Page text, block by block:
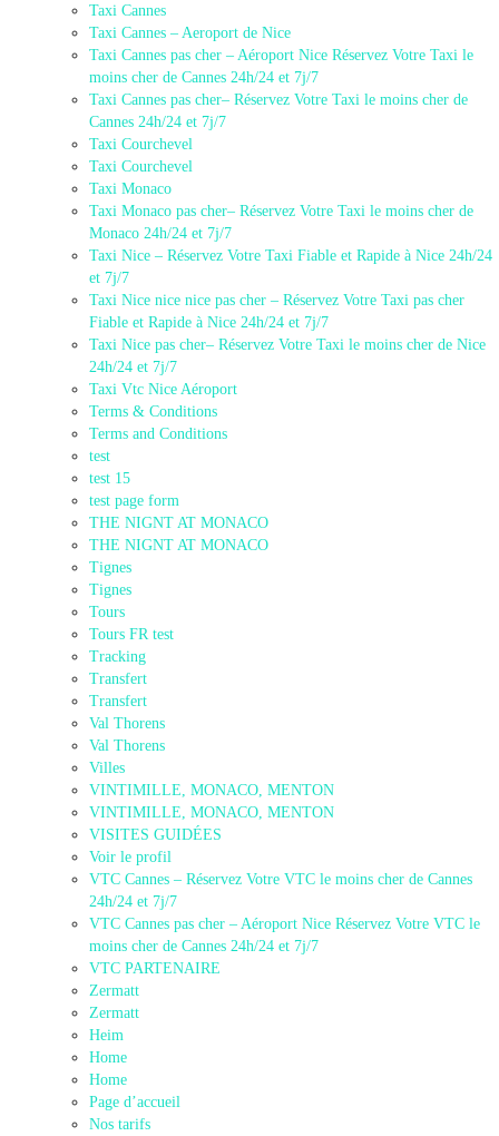
Taxi Cannes
Taxi Cannes – Aeroport de Nice
Taxi Cannes pas cher – Aéroport Nice Réservez Votre Taxi le
moins cher de Cannes 24h/24 et 7j/7
Taxi Cannes pas cher– Réservez Votre Taxi le moins cher de
Cannes 24h/24 et 7j/7
Taxi Courchevel
Taxi Courchevel
Taxi Monaco
Taxi Monaco pas cher– Réservez Votre Taxi le moins cher de
Monaco 24h/24 et 7j/7
Taxi Nice – Réservez Votre Taxi Fiable et Rapide à Nice 24h/24
et 7j/7
Taxi Nice nice nice pas cher – Réservez Votre Taxi pas cher
Fiable et Rapide à Nice 24h/24 et 7j/7
Taxi Nice pas cher– Réservez Votre Taxi le moins cher de Nice
24h/24 et 7j/7
Taxi Vtc Nice Aéroport
Terms & Conditions
Terms and Conditions
test
test 15
test page form
THE NIGNT AT MONACO
THE NIGNT AT MONACO
Tignes
Tignes
Tours
Tours FR test
Tracking
Transfert
Transfert
Val Thorens
Val Thorens
Villes
VINTIMILLE, MONACO, MENTON
VINTIMILLE, MONACO, MENTON
VISITES GUIDÉES
Voir le profil
VTC Cannes – Réservez Votre VTC le moins cher de Cannes
24h/24 et 7j/7
VTC Cannes pas cher – Aéroport Nice Réservez Votre VTC le
moins cher de Cannes 24h/24 et 7j/7
VTC PARTENAIRE
Zermatt
Zermatt
Heim
Home
Home
Page d’accueil
Nos tarifs